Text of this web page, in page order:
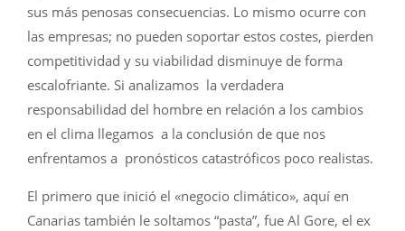
sus más penosas consecuencias. Lo mismo ocurre con
las empresas; no pueden soportar estos costes, pierden
competitividad y su viabilidad disminuye de forma
escalofriante. Si analizamos la verdadera
responsabilidad del hombre en relación a los cambios
en el clima llegamos a la conclusión de que nos
enfrentamos a pronósticos catastróficos poco realistas.
El primero que inició el «negocio climático», aquí en
Canarias también le soltamos “pasta”, fue Al Gore, el ex